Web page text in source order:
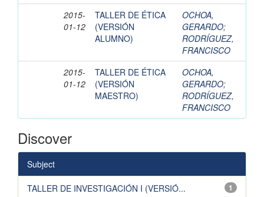
2015-
01-12
TALLER DE ÉTICA
(VERSIÓN
ALUMNO)
OCHOA,
GERARDO;
RODRÍGUEZ,
FRANCISCO
2015-
01-12
TALLER DE ÉTICA
(VERSIÓN
MAESTRO)
OCHOA,
GERARDO;
RODRÍGUEZ,
FRANCISCO
Discover
Subject
1
TALLER DE INVESTIGACIÓN I (VERSIÓ...